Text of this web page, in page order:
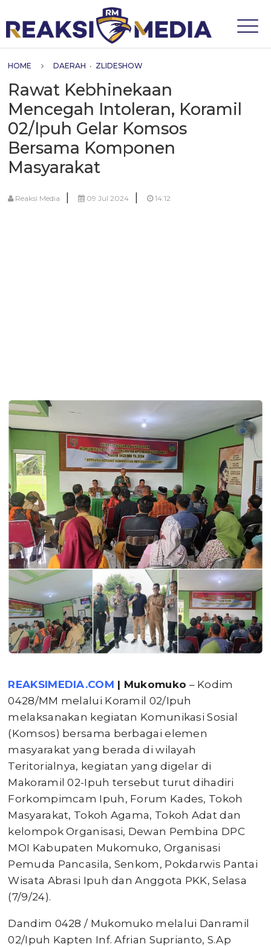
HOME DAERAH • ZLIDESHOW
Rawat Kebhinekaan
Mencegah Intoleran, Koramil
02/Ipuh Gelar Komsos
Bersama Komponen
Masyarakat
Reaksi Media | 09 Jul 2024 | 14:12
REAKSIMEDIA.COM | Mukomuko – Kodim
0428/MM melalui Koramil 02/Ipuh
melaksanakan kegiatan Komunikasi Sosial
(Komsos) bersama berbagai elemen
masyarakat yang berada di wilayah
Teritorialnya, kegiatan yang digelar di
Makoramil 02-Ipuh tersebut turut dihadiri
Forkompimcam Ipuh, Forum Kades, Tokoh
Masyarakat, Tokoh Agama, Tokoh Adat dan
kelompok Organisasi, Dewan Pembina DPC
MOI Kabupaten Mukomuko, Organisasi
Pemuda Pancasila, Senkom, Pokdarwis Pantai
Wisata Abrasi Ipuh dan Anggota PKK, Selasa
(7/9/24).
Dandim 0428 / Mukomuko melalui Danramil
02/Ipuh Kapten Inf. Afrian Suprianto, S.Ap